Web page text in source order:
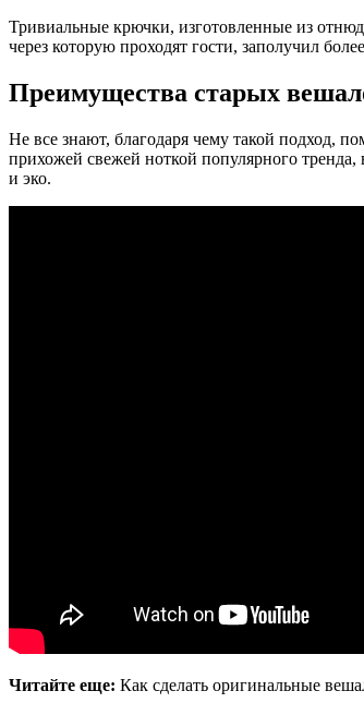
Тривиальные крючки, изготовленные из
через которую проходят гости, заполучил
Преимущества старых
Не все знают, благодаря чему такой подход,
прихожей свежей ноткой популярного
и эко.
Читайте еще: Как сделать оригинальные